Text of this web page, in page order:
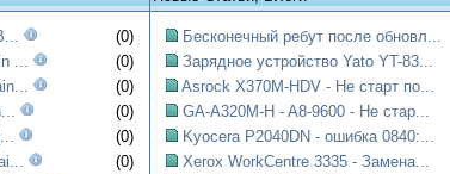
(0)
...
(0)
(0)
(0)
(0)
(0)
Бесконечный ребут после обновл...
Зарядное устройство Yato YT-83...
Asrock X370M-HDV - Не старт по...
GA-A320M-H - A8-9600 - Не стар...
Kyocera P2040DN - ошибка 0840:...
Xerox WorkCentre 3335 - Замена...